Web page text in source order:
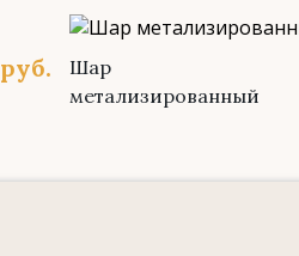
руб.
Шар
метализированный